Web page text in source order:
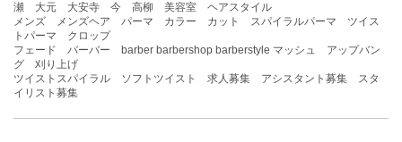
瀬 大元 大安寺 今 高柳 美容室 ヘアスタイル
メンズ メンズヘア パーマ カラー カット スパイラルパーマ ツイス
トパーマ クロップ
フェード バーバー barber barbershop barberstyle マッシュ アップバン
グ 刈り上げ
ツイストスパイラル ソフトツイスト 求人募集 アシスタント募集 スタ
イリスト募集